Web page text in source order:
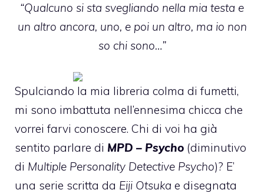
“Qualcuno si sta svegliando nella mia testa e
un altro ancora, uno, e poi un altro, ma io non
so chi sono…”
Spulciando la mia libreria colma di fumetti,
mi sono imbattuta nell’ennesima chicca che
vorrei farvi conoscere. Chi di voi ha già
sentito parlare di MPD – Psycho (diminutivo
di Multiple Personality Detective Psycho)? E’
una serie scritta da Eiji Otsuka e disegnata